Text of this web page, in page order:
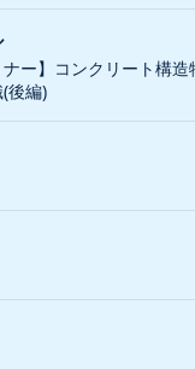
ナー】コンクリート構
後編)